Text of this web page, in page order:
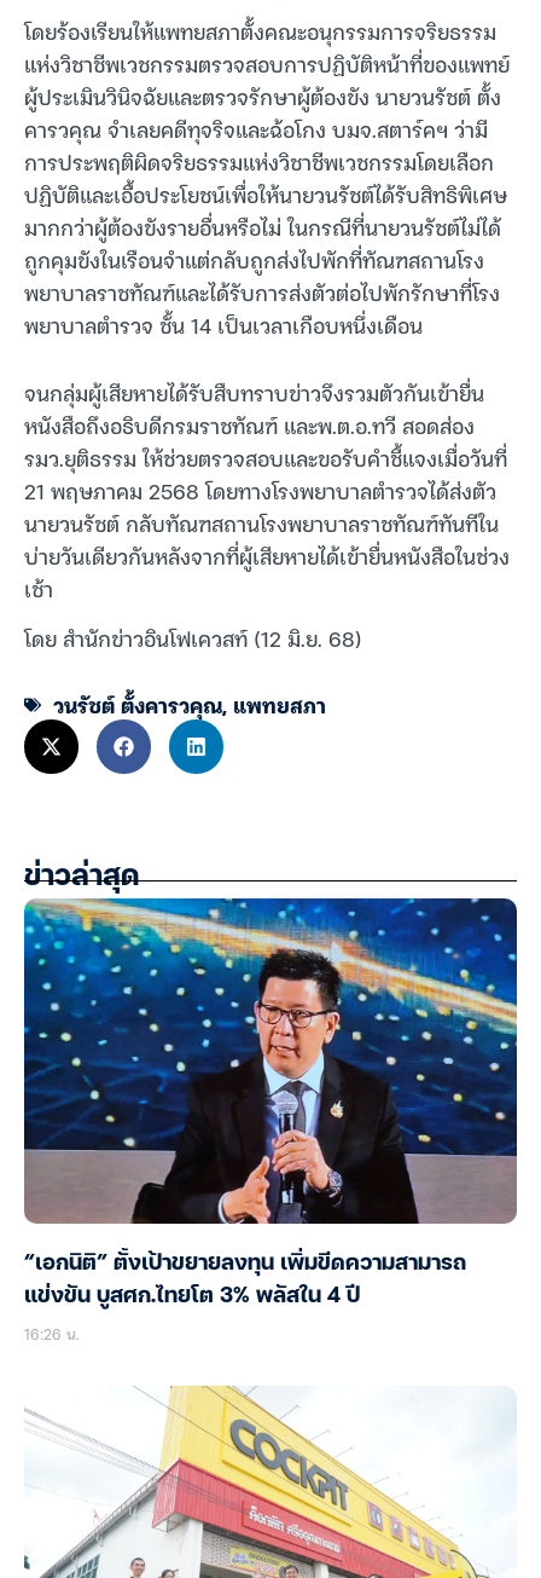
โดยร้องเรียนให้แพทยสภาตั้งคณะอนุกรรมการจริยธรรม
แห่งวิชาชีพเวชกรรมตรวจสอบการปฏิบัติหน้าที่ของแพทย์
ผู้ประเมินวินิจฉัยและตรวจรักษาผู้ต้องขัง นายวนรัชต์ ตั้ง
คารวคุณ จำเลยคดีทุจริจและฉ้อโกง บมจ.สตาร์คฯ ว่ามี
การประพฤติผิดจริยธรรมแห่งวิชาชีพเวชกรรมโดยเลือก
ปฏิบัติและเอื้อประโยชน์เพื่อให้นายวนรัชต์ได้รับสิทธิพิเศษ
มากกว่าผู้ต้องขังรายอื่นหรือไม่ ในกรณีที่นายวนรัชต์ไม่ได้
ถูกคุมขังในเรือนจำแต่กลับถูกส่งไปพักที่ทัณฑสถานโรง
พยาบาลราชทัณฑ์และได้รับการส่งตัวต่อไปพักรักษาที่โรง
พยาบาลตำรวจ ชั้น 14 เป็นเวลาเกือบหนึ่งเดือน
จนกลุ่มผู้เสียหายได้รับสืบทราบข่าวจึงรวมตัวกันเข้ายื่น
หนังสือถึงอธิบดีกรมราชทัณฑ์ และพ.ต.อ.ทวี สอดส่อง
รมว.ยุติธรรม ให้ช่วยตรวจสอบและขอรับคำชี้แจงเมื่อวันที่
21 พฤษภาคม 2568 โดยทางโรงพยาบาลตำรวจได้ส่งตัว
นายวนรัชต์ กลับทัณฑสถานโรงพยาบาลราชทัณฑ์ทันทีใน
บ่ายวันเดียวกันหลังจากที่ผู้เสียหายได้เข้ายื่นหนังสือในช่วง
เช้า
โดย สำนักข่าวอินโฟเควสท์ (12 มิ.ย. 68)
วนรัชต์ ตั้งคารวคุณ, แพทยสภา
ข่าวล่าสุด
“เอกนิติ” ตั้งเป้าขยายลงทุน เพิ่มขีดความสามารถ
แข่งขัน บูสศก.ไทยโต 3% พลัสใน 4 ปี
16:26 น.